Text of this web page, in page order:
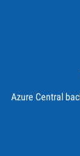
Azure Central